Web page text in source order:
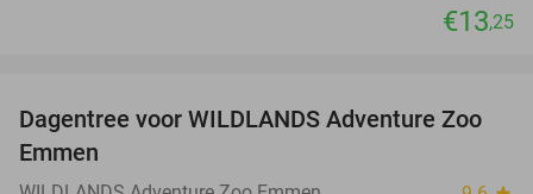
€13,25
24%
Dagentree voor WILDLANDS Adventure Zoo
Emmen